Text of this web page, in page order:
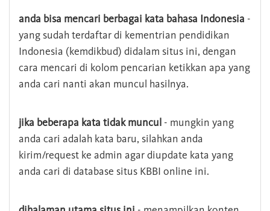
anda bisa mencari berbagai kata bahasa Indonesia -
yang sudah terdaftar di kementrian pendidikan
Indonesia (kemdikbud) didalam situs ini, dengan
cara mencari di kolom pencarian ketikkan apa yang
anda cari nanti akan muncul hasilnya.
jika beberapa kata tidak muncul - mungkin yang
anda cari adalah kata baru, silahkan anda
kirim/request ke admin agar diupdate kata yang
anda cari di database situs KBBI online ini.